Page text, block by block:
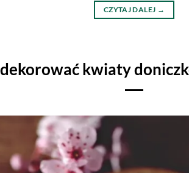
CZYTAJ DALEJ →
kwiaty